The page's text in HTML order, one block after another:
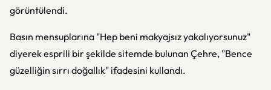
görüntülendi.
Basın mensuplarına "Hep beni makyajsız yakalıyorsunuz"
diyerek esprili bir şekilde sitemde bulunan Çehre, "Bence
güzelliğin sırrı doğallık" ifadesini kullandı.